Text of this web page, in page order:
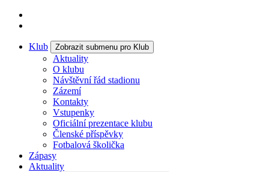
Klub Zobrazit submenu pro Klub
Aktuality
O klubu
Návštěvní řád stadionu
Zázemí
Kontakty
Vstupenky
Oficiální prezentace klubu
Členské příspěvky
Fotbalová školička
Zápasy
Aktuality